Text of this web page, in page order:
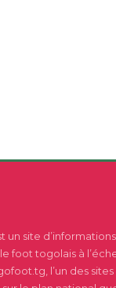
site
foot togolais à
l’un des